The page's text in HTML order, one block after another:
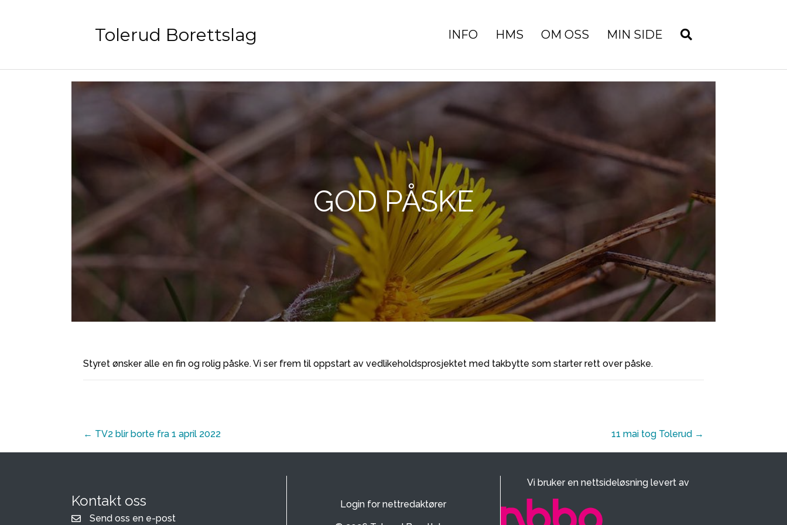
Tolerud Borettslag INFO HMS OM OSS MIN SIDE
GOD PÅSKE
Styret ønsker alle en fin og rolig påske. Vi ser frem til oppstart av vedlikeholdsprosjektet med takbytte som starter rett over påske.
Posts
← TV2 blir borte fra 1 april 2022 11 mai tog Tolerud →
Kontakt oss
Send oss en e-post
Login for nettredaktører
Vi bruker en nettsideløsning levert av